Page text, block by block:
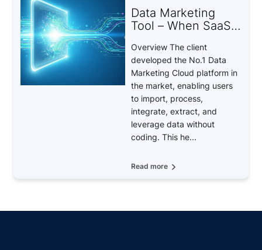
Data Marketing
Tool – When SaaS
to Data-Driven
Marketing
Overview The client
developed the No.1 Data
Marketing Cloud platform in
the market, enabling users
to import, process,
integrate, extract, and
leverage data without
coding. This he...
Read more